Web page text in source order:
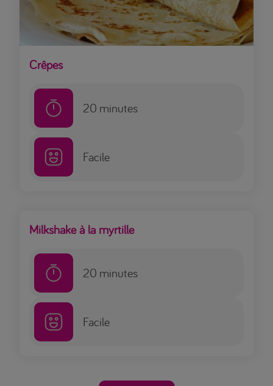
Crêpes
20 minutes
Facile
Milkshake à la myrtille
20 minutes
Facile